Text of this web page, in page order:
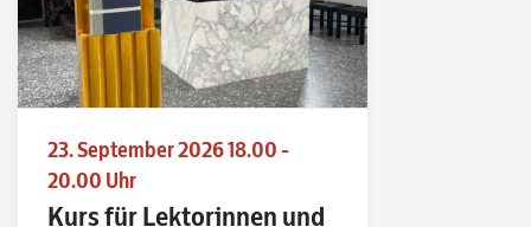
23. September 2026 18.00 -
20.00 Uhr
Kurs für Lektorinnen und